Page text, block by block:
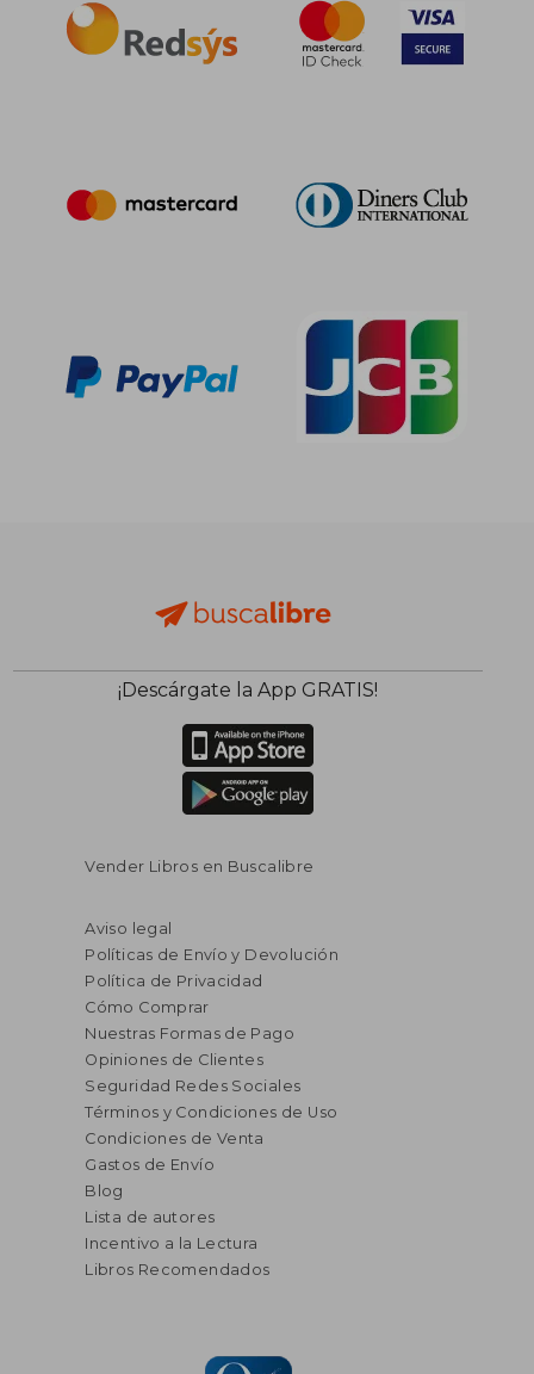
¡Descárgate la App GRATIS!
Vender Libros en Buscalibre
Aviso legal
Políticas de Envío y Devolución
Política de Privacidad
Cómo Comprar
Nuestras Formas de Pago
Opiniones de Clientes
Seguridad Redes Sociales
Términos y Condiciones de Uso
Condiciones de Venta
Gastos de Envío
Blog
Lista de autores
Incentivo a la Lectura
Libros Recomendados